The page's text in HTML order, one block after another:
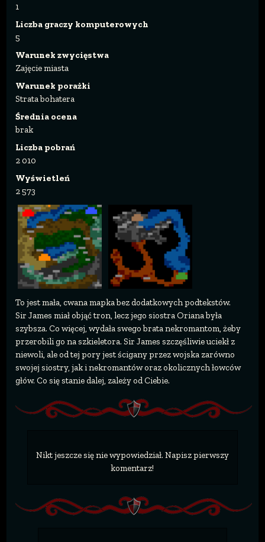
1
Liczba graczy komputerowych
5
Warunek zwycięstwa
Zajęcie miasta
Warunek porażki
Strata bohatera
Średnia ocena
brak
Liczba pobrań
2 010
Wyświetleń
2 573
To jest mała, cwana mapka bez dodatkowych podtekstów.
Sir James miał objąć tron, lecz jego siostra Oriana była
szybsza. Co więcej, wydała swego brata nekromantom, żeby
przerobili go na szkieletora. Sir James szczęśliwie uciekł z
niewoli, ale od tej pory jest ścigany przez wojska zarówno
swojej siostry, jak i nekromantów oraz okolicznych łowców
głów. Co się stanie dalej, zależy od Ciebie.
Nikt jeszcze się nie wypowiedział. Napisz pierwszy
komentarz!